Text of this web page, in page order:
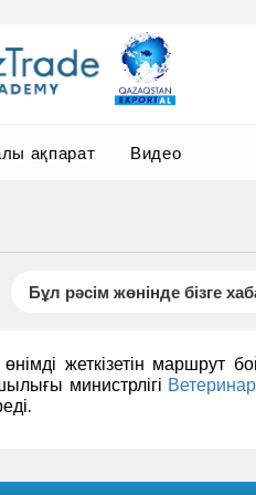
ақпарат Видео
Бұл рәсім жөнінде бізге
жеткізетін маршрут
министрлігі